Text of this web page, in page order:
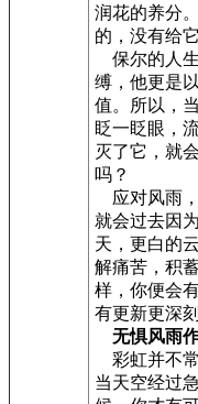
润花的养分
的，没有给它
保尔的人
缚，他更是
值。所以，
眨一眨眼，
灭了它，就
吗？
应对风雨，
就会过去因
天，更白的
解痛苦，积
样，你便会
有更新更深
无惧风雨
彩虹并不常
当天空经过